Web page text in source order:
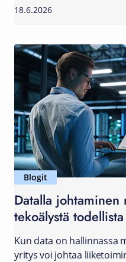
18.6.2026
Blogit
Datalla johtaminen
tekoälystä
Kun data on hallinnassa
yritys voi johtaa